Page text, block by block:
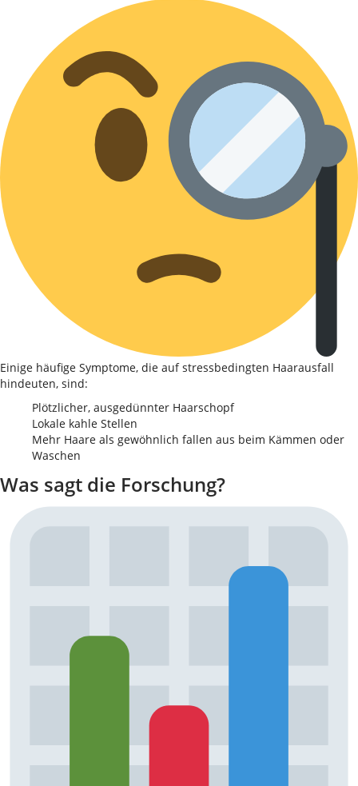
Einige häufige Symptome, die auf stressbedingten Haarausfall
hindeuten, sind:
Plötzlicher, ausgedünnter Haarschopf
Lokale kahle Stellen
Mehr Haare als gewöhnlich fallen aus beim Kämmen oder
Waschen
Was sagt die Forschung?